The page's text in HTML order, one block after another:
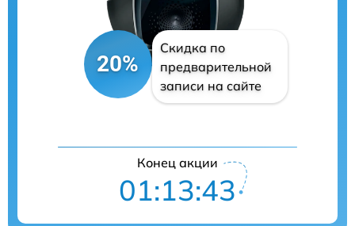
20%
Скидка по
предварительной
записи на сайте
Конец акции
01:13:42